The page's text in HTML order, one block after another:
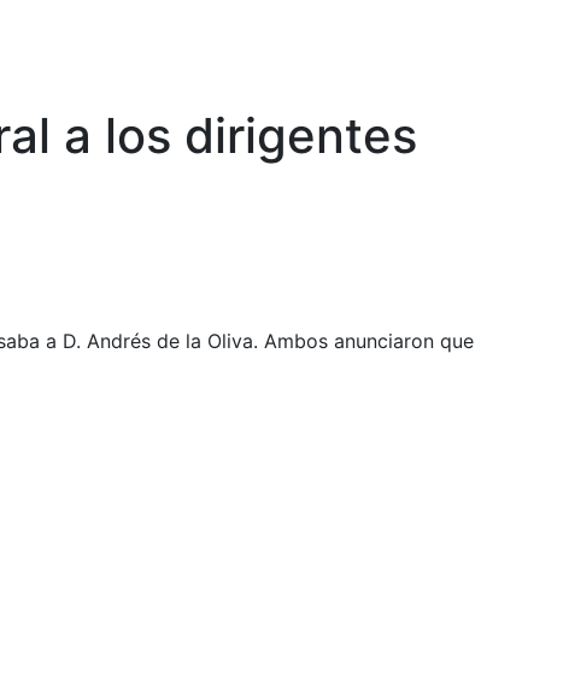
a los dirigentes
a D. Andrés de la Oliva. Ambos anunciaron que